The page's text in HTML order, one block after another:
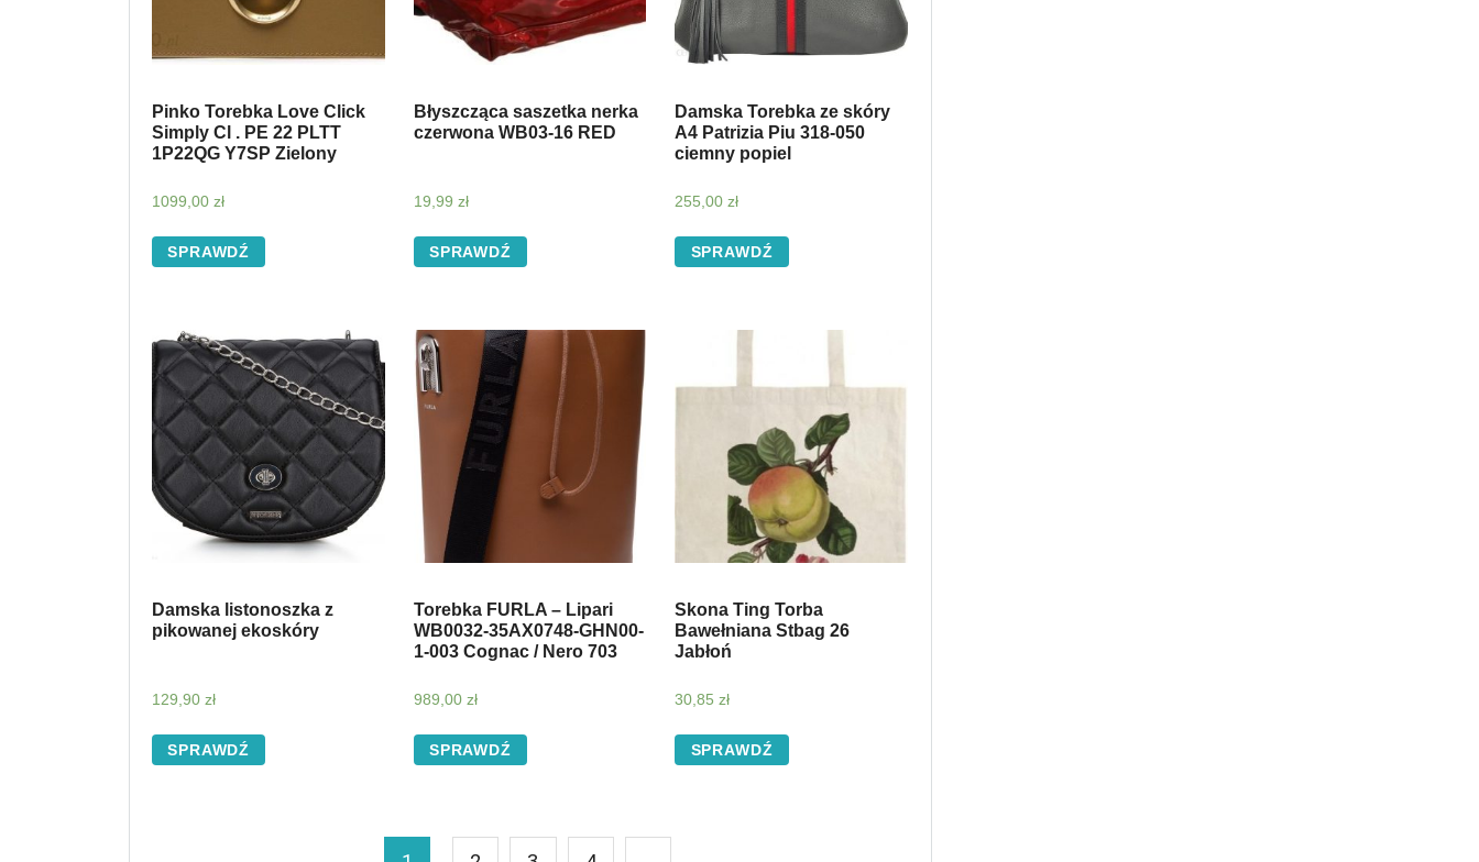
Pinko Torebka Love Click
Simply Cl . PE 22 PLTT
1P22QG Y7SP Zielony
1099,00 zł
SPRAWDŹ
Błyszcząca saszetka nerka
czerwona WB03-16 RED
19,99 zł
SPRAWDŹ
Damska Torebka ze skóry
A4 Patrizia Piu 318-050
ciemny popiel
255,00zł
SPRAWDŹ
Damska listonoszka z
pikowanej ekoskóry
129,90 zł
SPRAWDŹ
Torebka FURLA – Lipari
WB0032-35AX0748-GHN00-
1-003 Cognac / Nero 703
989,00 zł
SPRAWDŹ
Skona Ting Torba
Bawełniana Stbag 26
Jabłoń
30,85zł
SPRAWDŹ